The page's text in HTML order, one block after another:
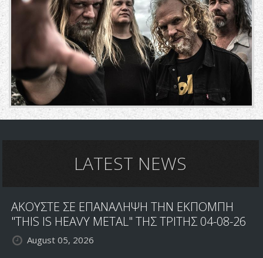
LATEST NEWS
ΑΚΟΥΣΤΕ ΣΕ ΕΠΑΝΑΛΗΨΗ ΤΗΝ ΕΚΠΟΜΠΗ
"THIS IS HEAVY METAL" ΤΗΣ ΤΡΙΤΗΣ 04-08-26
August 05, 2026